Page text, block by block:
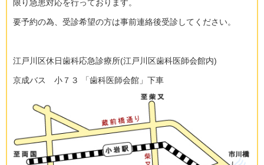
限り急患対応を行っております。
要予約の為、受診希望の方は事前連絡後受診してください。
江戸川区休日歯科応急診療所(江戸川区歯科医師会館内)
京成バス 小７３ 「歯科医師会館」下車